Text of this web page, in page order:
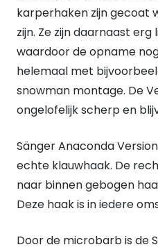
karperhaken zijn gecoat
zijn. Ze zijn daarnaast
waardoor de opname
helemaal met
snowman montage. De
ongelofelijk scherp en
Sänger Anaconda
echte klauwhaak. De
naar binnen gebogen
Deze haak is in iedere
Door de microbarb is de